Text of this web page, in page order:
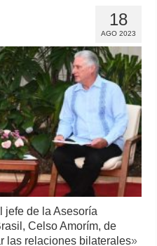
18
AGO 2023
jefe de la Asesoría
Celso Amorím, de
las relaciones bilaterales»